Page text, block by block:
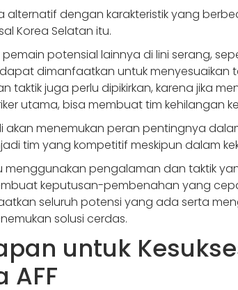
alternatif dengan karakteristik yang
Korea Selatan itu.
pemain potensial lainnya di lini serang,
dimanfaatkan untuk menyesuaikan
taktik juga perlu dipikirkan, karena jika
utama, bisa membuat tim kehilangan
akan menemukan peran pentingnya
tim yang kompetitif meskipun dalam
menggunakan pengalaman dan taktik
keputusan-pembenahan yang
seluruh potensi yang ada serta
solusi cerdas.
untuk
AFF